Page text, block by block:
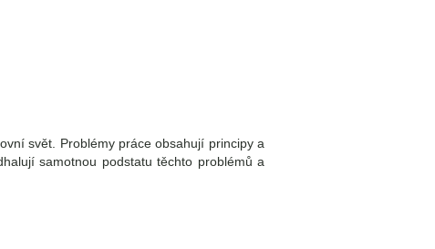
svět. Problémy práce obsahují principy a
samotnou podstatu těchto problémů a